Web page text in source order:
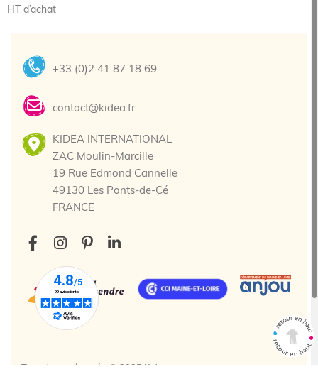
HT d’achat
+33 (0)2 41 87 18 69
contact@kidea.fr
KIDEA INTERNATIONAL
ZAC Moulin-Marcille
19 Rue Edmond Cannelle
49130 Les Ponts-de-Cé
FRANCE